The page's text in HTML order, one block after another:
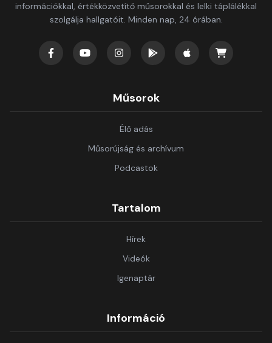
információkkal, értékközvetítő műsorokkal és lelki táplálékkal
szolgálja hallgatóit. Minden nap, 24 órában.
Műsorok
Élő adás
Műsorújság és archívum
Podcastok
Tartalom
Hírek
Videók
Igenaptár
Információ